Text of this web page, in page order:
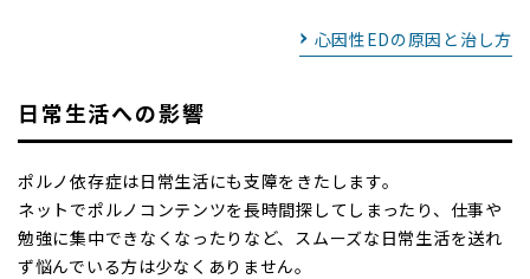
心因性EDの原因と治し方
日常生活への影響
ポルノ依存症は日常生活にも支障をきたします。
ネットでポルノコンテンツを長時間探してしまったり、仕事や
勉強に集中できなくなったりなど、スムーズな日常生活を送れ
ず悩んでいる方は少なくありません。